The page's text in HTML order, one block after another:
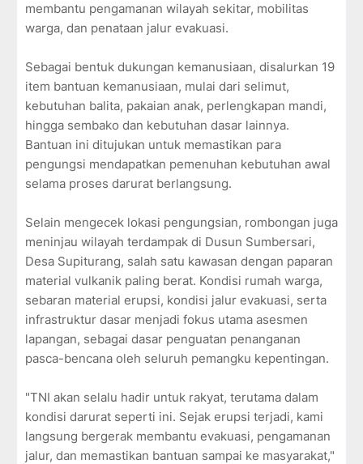
membantu pengamanan wilayah sekitar, mobilitas
warga, dan penataan jalur evakuasi.
Sebagai bentuk dukungan kemanusiaan, disalurkan 19
item bantuan kemanusiaan, mulai dari selimut,
kebutuhan balita, pakaian anak, perlengkapan mandi,
hingga sembako dan kebutuhan dasar lainnya.
Bantuan ini ditujukan untuk memastikan para
pengungsi mendapatkan pemenuhan kebutuhan awal
selama proses darurat berlangsung.
Selain mengecek lokasi pengungsian, rombongan juga
meninjau wilayah terdampak di Dusun Sumbersari,
Desa Supiturang, salah satu kawasan dengan paparan
material vulkanik paling berat. Kondisi rumah warga,
sebaran material erupsi, kondisi jalur evakuasi, serta
infrastruktur dasar menjadi fokus utama asesmen
lapangan, sebagai dasar penguatan penanganan
pasca-bencana oleh seluruh pemangku kepentingan.
"TNI akan selalu hadir untuk rakyat, terutama dalam
kondisi darurat seperti ini. Sejak erupsi terjadi, kami
langsung bergerak membantu evakuasi, pengamanan
jalur, dan memastikan bantuan sampai ke masyarakat,"